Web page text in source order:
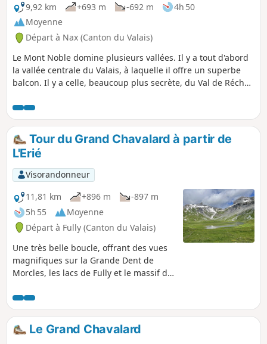
9,92 km
+693 m -692 m
4h 50
Moyenne
Départ à Nax (Canton du Valais)
Le Mont Noble domine plusieurs vallées. Il y a tout d'abord
la vallée centrale du Valais, à laquelle il offre un superbe
balcon. Il y a celle, beaucoup plus secrète, du Val de Réchy
qu'on atteint après avoir franchi le Col de Cou, point
culminant de ce circuit. Trois vallées et trois panoramas très
différents qu'on parcourt sur un sentier parfois vertigineux.
Tour du Grand Chavalard à partir de
L'Erié
Visorandonneur
11,81 km
+896 m
-897 m
5h 55
Moyenne
Départ à Fully (Canton du Valais)
Une très belle boucle, offrant des vues
magnifiques sur la Grande Dent de
Morcles, les lacs de Fully et le massif du
balcon sur la vallée du Rhône et les
sommets du Valais.
Le Grand Chavalard